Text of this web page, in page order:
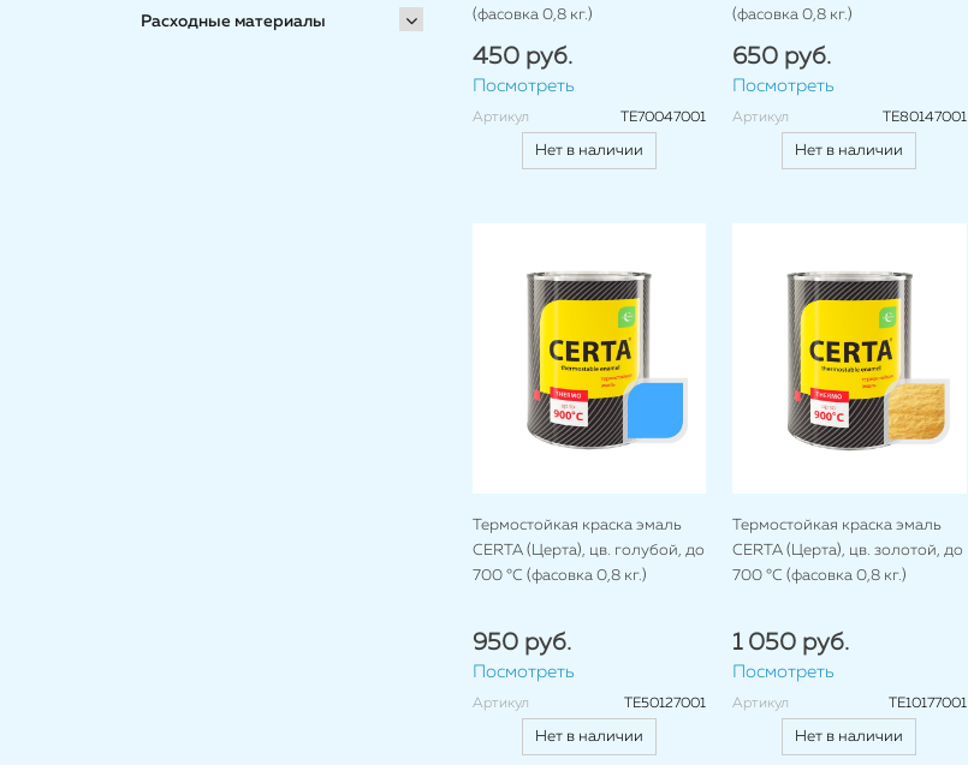
Расходные материалы
(фасовка 0,8 кг.)
450 руб.
Посмотреть
Артикул TE70047001
Нет в наличии
(фасовка 0,8 кг.)
650 руб.
Посмотреть
Артикул TE80147001
Нет в наличии
Термостойкая краска эмаль
CERTA (Церта), цв. голубой, до
700 °C (фасовка 0,8 кг.)
950 руб.
Посмотреть
Артикул TE50127001
Нет в наличии
Термостойкая краска эмаль
CERTA (Церта), цв. золотой, до
700 °C (фасовка 0,8 кг.)
1 050 руб.
Посмотреть
Артикул TE10177001
Нет в наличии